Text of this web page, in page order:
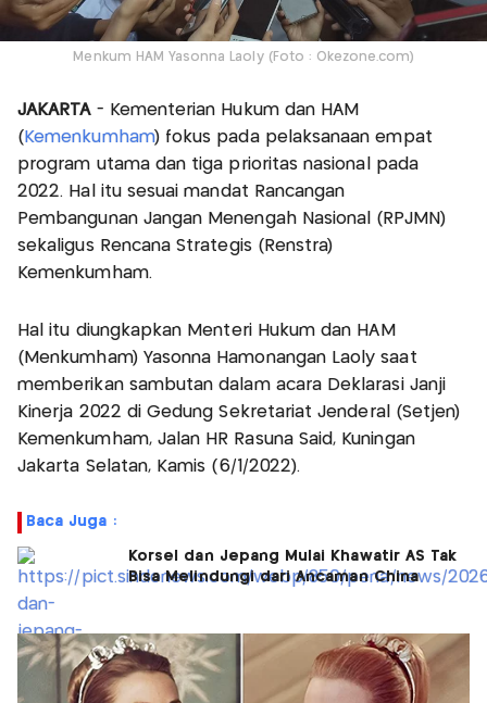
Menkum HAM Yasonna Laoly (Foto : Okezone.com)
JAKARTA - Kementerian Hukum dan HAM
( Kemenkumham) fokus pada pelaksanaan empat
program utama dan tiga prioritas nasional pada
2022. Hal itu sesuai mandat Rancangan
Pembangunan Jangan Menengah Nasional (RPJMN)
sekaligus Rencana Strategis (Renstra)
Kemenkumham.
Hal itu diungkapkan Menteri Hukum dan HAM
(Menkumham) Yasonna Hamonangan Laoly saat
memberikan sambutan dalam acara Deklarasi Janji
Kinerja 2022 di Gedung Sekretariat Jenderal (Setjen)
Kemenkumham, Jalan HR Rasuna Said, Kuningan
Jakarta Selatan, Kamis (6/1/2022).
Baca Juga :
Korsel dan Jepang Mulai Khawatir AS Tak
Bisa Melindungi dari Ancaman China